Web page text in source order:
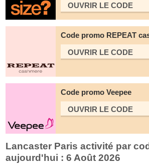
OUVRIR LE СODE
Code promo REPEAT
OUVRIR LE СODE
Code promo Veepee
OUVRIR LE СODE
Lancaster Paris activité par
aujourd'hui : 6 Août 2026